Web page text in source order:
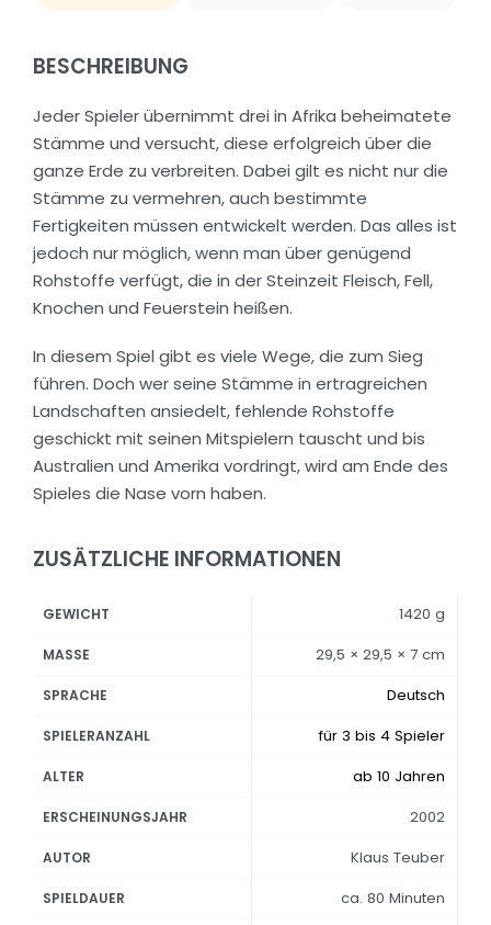
BESCHREIBUNG
Jeder Spieler übernimmt drei in Afrika beheimatete
Stämme und versucht, diese erfolgreich über die
ganze Erde zu verbreiten. Dabei gilt es nicht nur die
Stämme zu vermehren, auch bestimmte
Fertigkeiten müssen entwickelt werden. Das alles ist
jedoch nur möglich, wenn man über genügend
Rohstoffe verfügt, die in der Steinzeit Fleisch, Fell,
Knochen und Feuerstein heißen.
In diesem Spiel gibt es viele Wege, die zum Sieg
führen. Doch wer seine Stämme in ertragreichen
Landschaften ansiedelt, fehlende Rohstoffe
geschickt mit seinen Mitspielern tauscht und bis
Australien und Amerika vordringt, wird am Ende des
Spieles die Nase vorn haben.
ZUSÄTZLICHE INFORMATIONEN
GEWICHT 1420 g
MASSE 29,5 × 29,5 × 7 cm
SPRACHE Deutsch
SPIELERANZAHL für 3 bis 4 Spieler
ALTER ab 10 Jahren
ERSCHEINUNGSJAHR 2002
AUTOR Klaus Teuber
SPIELDAUER ca. 80 Minuten